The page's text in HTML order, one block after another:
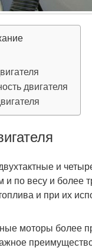
двигателя
и
и по весу и более
и при их
моторы более